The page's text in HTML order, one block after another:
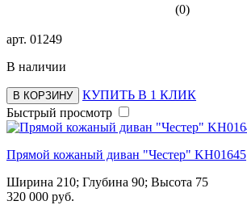
(0)
арт. 01249
В наличии
В КОРЗИНУ
КУПИТЬ В 1 КЛИК
Быстрый просмотр
Прямой кожаный диван "Честер" KH01645
Ширина 210; Глубина 90; Высота 75
320 000 руб.